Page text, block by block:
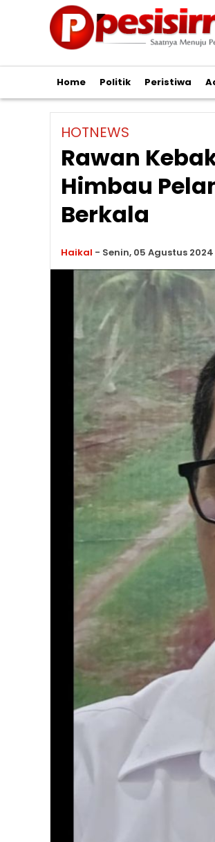
Home Politik Peristiwa
HOTNEWS
Rawan
Himbau
Berkala
Haikal - Senin, 05 Agustus 2024